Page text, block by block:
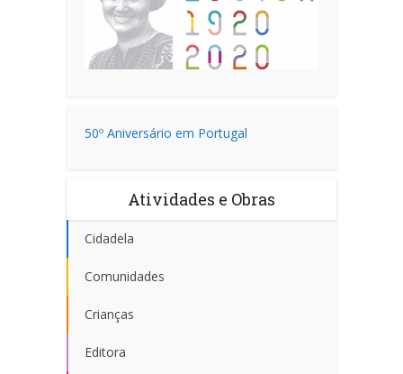
50º Aniversário em Portugal
Atividades e Obras
Cidadela
Comunidades
Crianças
Editora